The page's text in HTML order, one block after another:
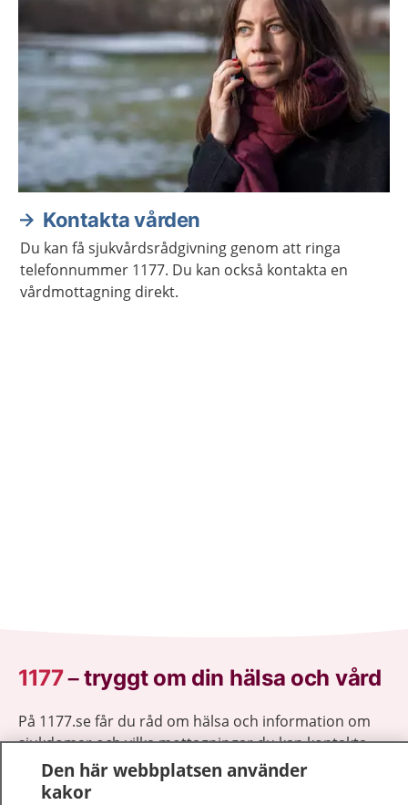
Kontakta vården
Du kan få sjukvårdsrådgivning genom att ringa
telefonnummer 1177. Du kan också kontakta en
vårdmottagning direkt.
1177–tryggt om din hälsa och vård
På 1177.se får du råd om hälsa och information om
sjukdomar och vilka mottagningar du kan kontakta.
Logga in för att läsa din journal och göra dina
vårdärenden. Ring telefonnummer 1177 för
Den här webbplatsen använder
kakor